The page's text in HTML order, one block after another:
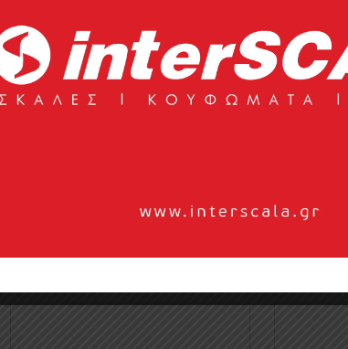
0 0 1